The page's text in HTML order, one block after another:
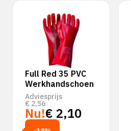
Full Red 35 PVC
Werkhandschoen
Adviesprijs
€ 2,56
Nu!€ 2,10